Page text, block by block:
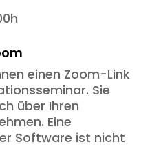
einen Zoom-Link
Sie
über Ihren
Eine
Software ist nicht